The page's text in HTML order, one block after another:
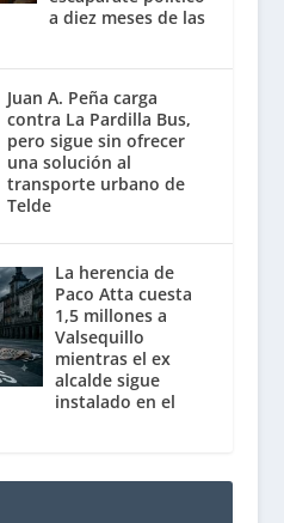
a diez meses de las
Juan A. Peña carga
contra La Pardilla Bus,
pero sigue sin ofrecer
una solución al
transporte urbano de
Telde
La herencia de
Paco Atta cuesta
1,5 millones a
Valsequillo
mientras el ex
alcalde sigue
instalado en el